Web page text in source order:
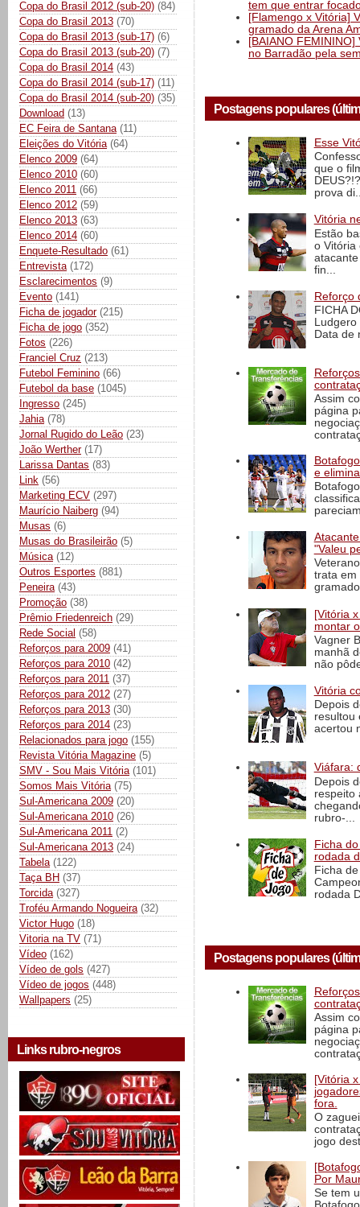
Copa do Brasil 2012 (sub-20) (84)
Copa do Brasil 2013 (70)
Copa do Brasil 2013 (sub-17) (6)
Copa do Brasil 2013 (sub-20) (7)
Copa do Brasil 2014 (43)
Copa do Brasil 2014 (sub-17) (11)
Copa do Brasil 2014 (sub-20) (35)
Download (13)
EC Feira de Santana (11)
Eleições do Vitória (64)
Elenco 2009 (64)
Elenco 2010 (60)
Elenco 2011 (66)
Elenco 2012 (59)
Elenco 2013 (63)
Elenco 2014 (60)
Enquete-Resultado (61)
Entrevista (172)
Esclarecimentos (9)
Evento (141)
Ficha de jogador (215)
Ficha de jogo (352)
Fotos (226)
Franciel Cruz (213)
Futebol Feminino (66)
Futebol da base (1045)
Ingresso (245)
Jahia (78)
Jornal Rugido do Leão (23)
João Werther (17)
Larissa Dantas (83)
Link (56)
Marketing ECV (297)
Maurício Naiberg (94)
Musas (6)
Musas do Brasileirão (5)
Música (12)
Outros Esportes (881)
Peneira (43)
Promoção (38)
Prêmio Friedenreich (29)
Rede Social (58)
Reforços para 2009 (41)
Reforços para 2010 (42)
Reforços para 2011 (37)
Reforços para 2012 (27)
Reforços para 2013 (30)
Reforços para 2014 (23)
Relacionados para jogo (155)
Revista Vitória Magazine (5)
SMV - Sou Mais Vitória (101)
Somos Mais Vitória (75)
Sul-Americana 2009 (20)
Sul-Americana 2010 (26)
Sul-Americana 2011 (2)
Sul-Americana 2013 (24)
Tabela (122)
Taça BH (37)
Torcida (327)
Troféu Armando Nogueira (32)
Victor Hugo (18)
Vitoria na TV (71)
Vídeo (162)
Vídeo de gols (427)
Vídeo de jogos (448)
Wallpapers (25)
Links rubro-negros
tem que entrar
[Flamengo x Vitória]
gramado da Arena
[BAIANO
no Barradão pela
Postagens populares
Esse
que o
prova
Vitória
Estão
o Vitória
fin...
Reforço
FICHA
Data de
Assim
página
e
"Valeu
trata em
[Vitória
montar
Vagner
manhã
não
Vitória
Depois
resultou
acertou
Viáfara:
Depois
respeito
rubro-...
Ficha
rodada
Ficha
rodada
Postagens populares
Assim
página
[Vitória
fora.
O
jogo
Por
Se tem